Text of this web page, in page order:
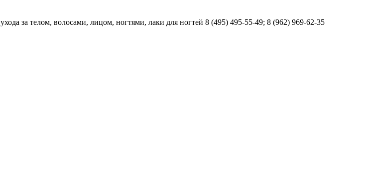
за телом, волосами, лицом, ногтями, лаки для ногтей 8 (495) 495-55-49; 8 (962) 969-62-35